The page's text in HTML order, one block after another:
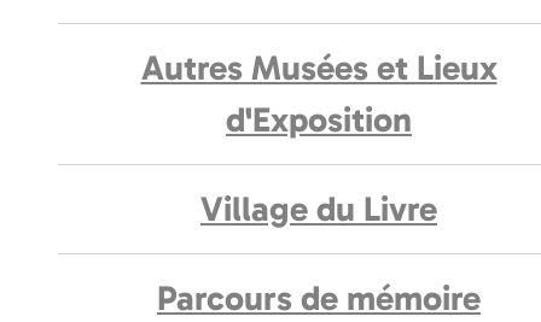
Autres Musées et Lieux
d'Exposition
Village du Livre
Parcours de mémoire